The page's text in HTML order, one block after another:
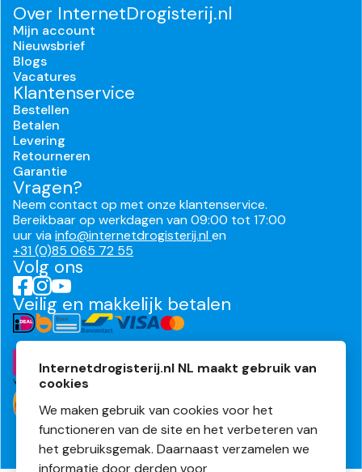
Over InternetDrogisterij.nl
Mijn account
Nieuwsbrief
Blogs
Vacatures
Klantenservice
Bestellen
Betalen
Levering
Retourneren
Garantie
Vragen?
Neem contact op met onze klantenservice.
Bereikbaar op werkdagen van 09:00 tot 17:00
uur viainfo@internetdrogisterij.nlen
+31 (0)85 065 72 55
Volg ons
Veilig en makkelijk betalen
Internetdrogisterij.nl NL maakt gebruik van
cookies
We maken gebruik van cookies voor het
functioneren van de site en het verbeteren van
het gebruiksgemak. Daarnaast verzamelen we
informatie door derden voor